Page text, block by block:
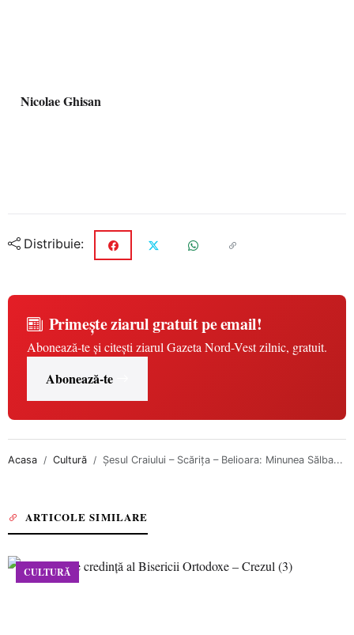
Nicolae Ghisan
Distribuie:
Primește ziarul gratuit pe email!
Abonează-te și citești ziarul Gazeta Nord-Vest zilnic, gratuit.
Abonează-te
Acasa Cultură Șesul Craiului – Scărița – Belioara: Minunea Sălba...
ARTICOLE SIMILARE
CULTURĂ